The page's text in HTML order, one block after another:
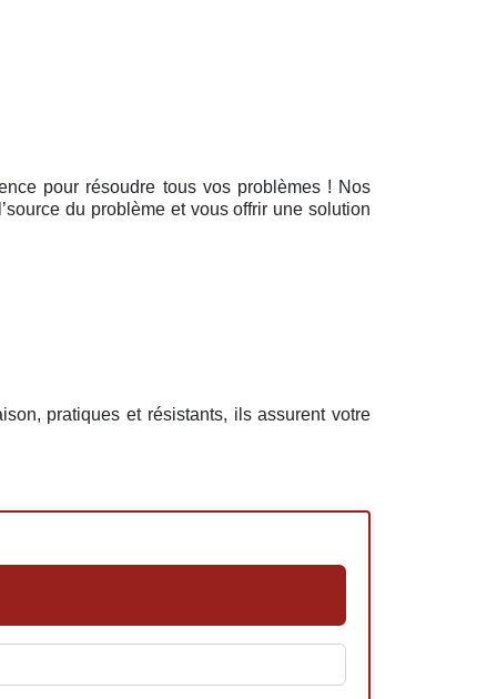
pour résoudre tous vos problèmes ! Nos
du problème et vous offrir une solution
pratiques et résistants, ils assurent votre